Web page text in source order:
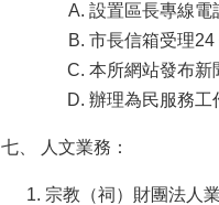
設置區長專線電
市長信箱受理
本所網站發布新
辦理為民服務工
七、 人文業務：
宗教（祠）財團法人